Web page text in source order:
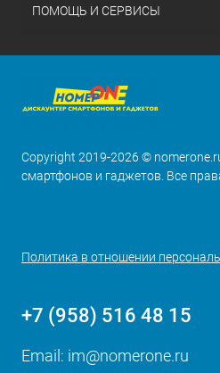
ПОМОЩЬ И СЕРВИСЫ
Copyright 2019-2026 ©
смартфонов и гаджетов. Все
Политика в отношении
+7 (958) 516 48 15
Email: im@nomerone.ru